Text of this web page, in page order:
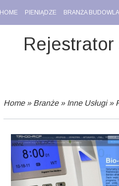
HOME PIENIĄDZE BRANŻA
Home» Branże» Inne Usługi»